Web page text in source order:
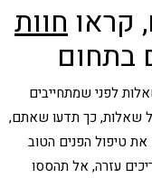
קראו חוות
בתחום
לפני שמתחייבים
שאלות, כך תדעו שאתם,
טיפול הפנים הטוב
עזרה, אל תהססו